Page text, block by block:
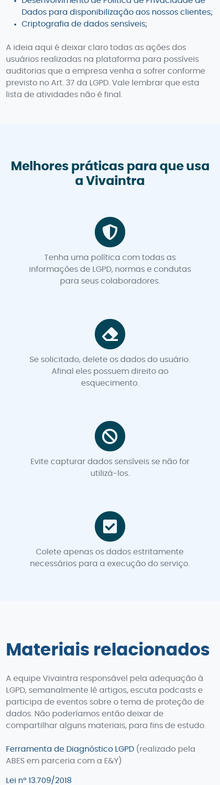
Dados para disponibilização aos nossos clientes;
Criptografia de dados sensíveis;
A ideia aqui é deixar claro todas as ações dos
usuários realizadas na plataforma para possíveis
auditorias que a empresa venha a sofrer conforme
previsto no Art. 37 da LGPD. Vale lembrar que esta
lista de atividades não é final.
Melhores práticas para que usa
a Vivaintra
Tenha uma política com todas as
informações de LGPD, normas e condutas
para seus colaboradores.
Se solicitado, delete os dados do usuário.
Afinal eles possuem direito ao
esquecimento.
Evite capturar dados sensíveis se não for
utilizá-los.
Colete apenas os dados estritamente
necessários para a execução do serviço.
Materiais relacionados
A equipe Vivaintra responsável pela adequação à
LGPD, semanalmente lê artigos, escuta podcasts e
participa de eventos sobre o tema de proteção de
dados. Não poderíamos então deixar de
compartilhar alguns materiais, para fins de estudo.
Ferramenta de Diagnóstico LGPD (realizado pela
ABES em parceria com a E&Y)
Lei nº 13.709/2018